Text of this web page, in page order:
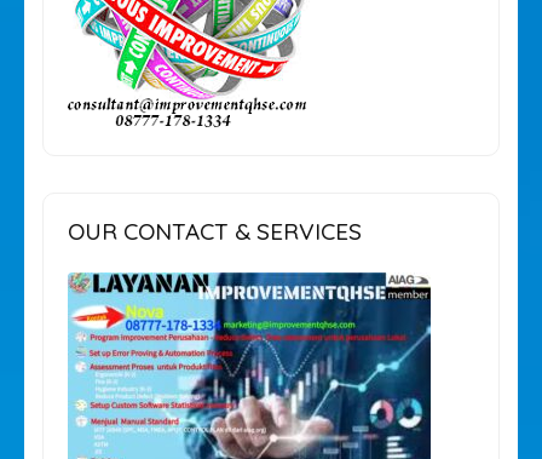
OUR CONTACT & SERVICES